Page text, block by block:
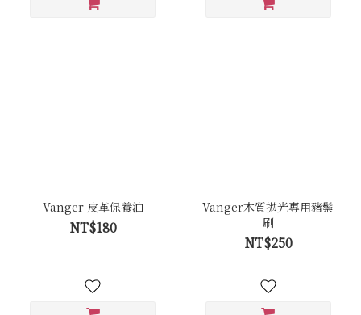
Vanger 皮革保養油
NT$180
Vanger木質拋光專用豬鬃
刷
NT$250